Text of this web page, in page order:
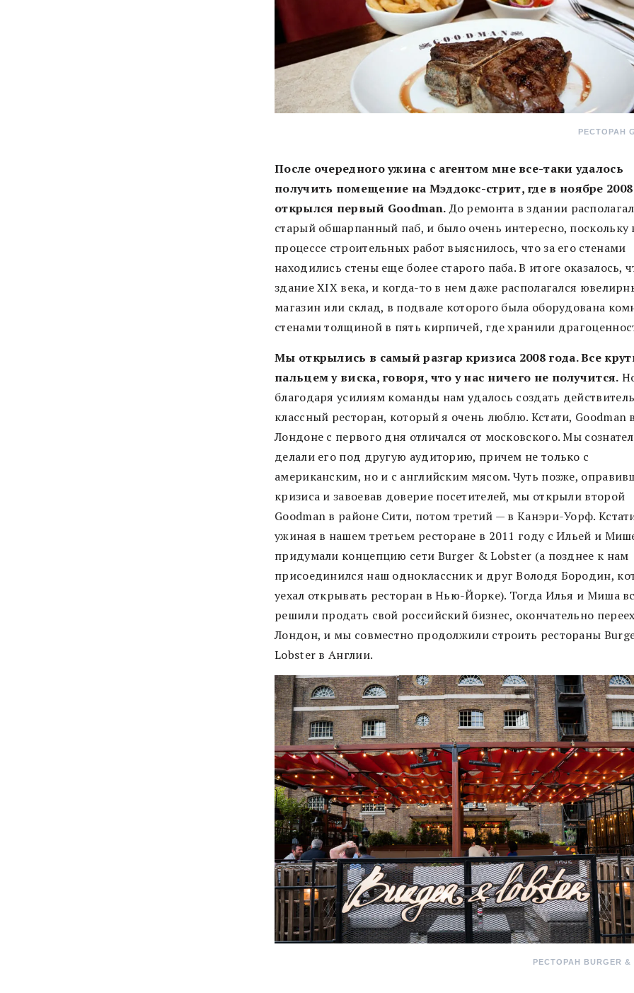
РЕСТОРАН
После очередного ужина с агентом мне все-таки удалось
получить помещение на Мэддокс-стрит, где в ноябре 2008
открылся первый Goodman.До ремонта в здании
старый обшарпанный паб, и было очень интересно, поскольку
процессе строительных работ выяснилось, что за его стенами
находились стены еще более старого паба. В итоге оказалось,
здание XIX века, и когда-то в нем даже располагался
магазин или склад, в подвале которого была оборудована
стенами толщиной в пять кирпичей, где хранили
Мы открылись в самый разгар кризиса 2008 года. Все
пальцем у виска, говоря, что у нас ничего не получится.
благодаря усилиям команды нам удалось создать
классный ресторан, который я очень люблю. Кстати, Goodman
Лондоне с первого дня отличался от московского. Мы
делали его под другую аудиторию, причем не только с
американским, но и с английским мясом. Чуть позже,
кризиса и завоевав доверие посетителей, мы открыли второй
Goodman в районе Сити, потом третий — в Канэри-Уорф.
ужиная в нашем третьем ресторане в 2011 году с Ильей и
придумали концепцию сети Burger & Lobster (а позднее к нам
присоединился наш одноклассник и друг Володя Бородин,
уехал открывать ресторан в Нью-Йорке). Тогда Илья и Миша
решили продать свой российский бизнес, окончательно
Лондон, и мы совместно продолжили строить рестораны
Lobster в Англии.
РЕСТОРАН BURGER &